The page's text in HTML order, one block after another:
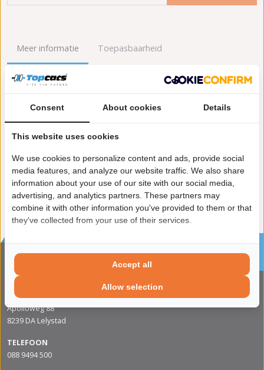
Meer informatie Toepasbaarheid
Origineel nummers
Garantie:2 jaar garantie
Materiaal:Keramiek
Enkel in combinatie met:FK91340
Product in orde:
Controleteken:E9-103R
Sinds 2002 de specialist in katalysatoren en
roetfilters
CONTACTGEGVENS
ADRES
Apolloweg 88
8239 DA Lelystad
TELEFOON
088 9494 500
Consent About cookies Details
This website uses cookies
We use cookies to personalize content and ads, provide social
media features, and analyze our website traffic. We also share
information about your use of our site with our social media,
advertising, and analytics partners. These partners may
combine it with other information you've provided to them or that
they've collected from your use of their services.
Allow selection
Accept all